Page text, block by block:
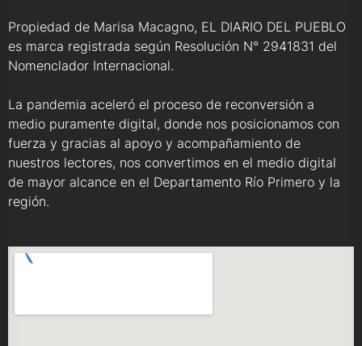
Propiedad de Marisa Macagno, EL DIARIO DEL PUEBLO
es marca registrada según Resolución N° 2941831 del
Nomenclador Internacional.
La pandemia aceleró el proceso de reconversión a
medio puramente digital, donde nos posicionamos con
fuerza y gracias al apoyo y acompañamiento de
nuestros lectores, nos convertimos en el medio digital
de mayor alcance en el Departamento Río Primero y la
región.